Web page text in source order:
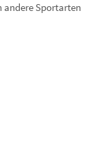
andere Sportarten